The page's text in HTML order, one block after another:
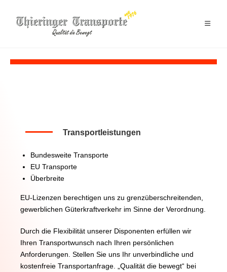
Transportleistungen
Bundesweite Transporte
EU Transporte
Überbreite
EU-Lizenzen berechtigen uns zu grenzüberschreitenden,
gewerblichen Güterkraftverkehr im Sinne der Verordnung.
Durch die Flexibilität unserer Disponenten erfüllen wir
Ihren Transportwunsch nach Ihren persönlichen
Anforderungen. Stellen Sie uns Ihr unverbindliche und
kostenfreie Transportanfrage. „Qualität die bewegt“ bei